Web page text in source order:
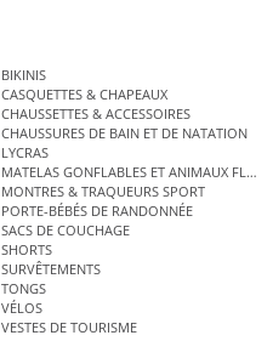
BIKINIS
CASQUETTES & CHAPEAUX
CHAUSSETTES & ACCESSOIRES
CHAUSSURES DE BAIN ET DE NATATION
LYCRAS
MATELAS GONFLABLES ET ANIMAUX
MONTRES & TRAQUEURS SPORT
PORTE-BÉBÉS DE RANDONNÉE
SACS DE COUCHAGE
SHORTS
SURVÊTEMENTS
TONGS
VÉLOS
VESTES DE TOURISME